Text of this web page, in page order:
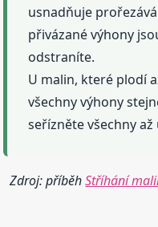
usnadňuje
přivázané výhony
odstraníte.
U malin, které plodí
všechny výhony
seřízněte všechny až
Zdroj: příběhStříhání